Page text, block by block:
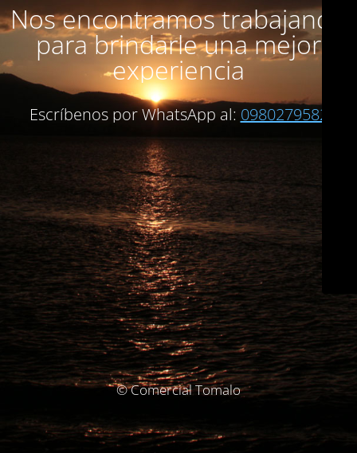
Nos encontramos trabajando
para brindarle una mejor
experiencia
Escríbenos por WhatsApp al: 0980279582
© Comercial Tomalo